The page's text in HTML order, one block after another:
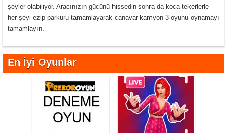
şeyler olabiliyor. Aracınızın gücünü hissedin sonra da koca tekerlerle
her şeyi ezip parkuru tamamlayarak canavar kamyon 3 oyunu oynamayı
tamamlayın.
En İyi Oyunlar